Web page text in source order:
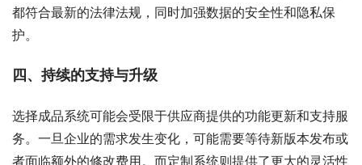
都符合最新的法律法规，同时加强数据的安全性和隐私保
护。
四、持续的支持与升级
选择成品系统可能会受限于供应商提供的功能更新和支持服
务。一旦企业的需求发生变化，可能需要等待新版本发布或
者面临额外的修改费用。而定制系统则提供了更大的灵活性